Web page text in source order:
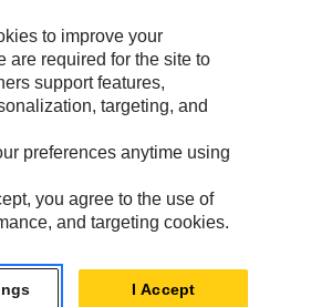
Tutti i diritti riservati.
to improve your
are required for the site to
support features,
targeting, and
preferences anytime using
you agree to the use of
and targeting cookies.
I Accept